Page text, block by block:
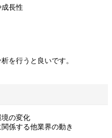
長性
を行うと良いです。
境の変化
係する他業界の動き